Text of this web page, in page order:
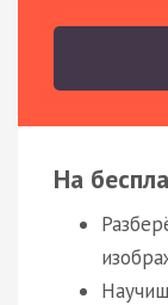
На